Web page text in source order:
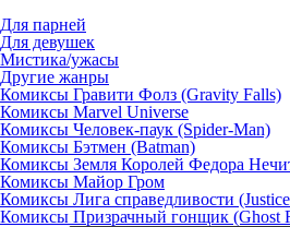
Для парней
Для девушек
Мистика/ужасы
Другие жанры
Комиксы Гравити Фолз (Gravity Falls)
Комиксы Marvel Universe
Комиксы Человек-паук (Spider-Man)
Комиксы Бэтмен (Batman)
Комиксы Земля Королей Федора
Комиксы Майор Гром
Комиксы Лига справедливости
Комиксы Призрачный гонщик (Ghost